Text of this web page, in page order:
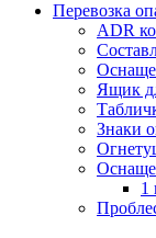
Перевозка
ADR
Ящик
Знаки
1